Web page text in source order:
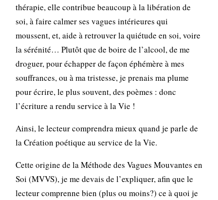
thérapie, elle contribue beaucoup à la libération de
soi, à faire calmer ses vagues intérieures qui
moussent, et, aide à retrouver la quiétude en soi, voire
la sérénité… Plutôt que de boire de l’alcool, de me
droguer, pour échapper de façon éphémère à mes
souffrances, ou à ma tristesse, je prenais ma plume
pour écrire, le plus souvent, des poèmes : donc
l’écriture a rendu service à la Vie !
Ainsi, le lecteur comprendra mieux quand je parle de
la Création poétique au service de la Vie.
Cette origine de la Méthode des Vagues Mouvantes en
Soi (MVVS), je me devais de l’expliquer, afin que le
lecteur comprenne bien (plus ou moins?) ce à quoi je